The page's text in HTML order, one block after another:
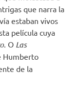
que narra la
estaban vivos
película cuya
. O Las
Humberto
de la